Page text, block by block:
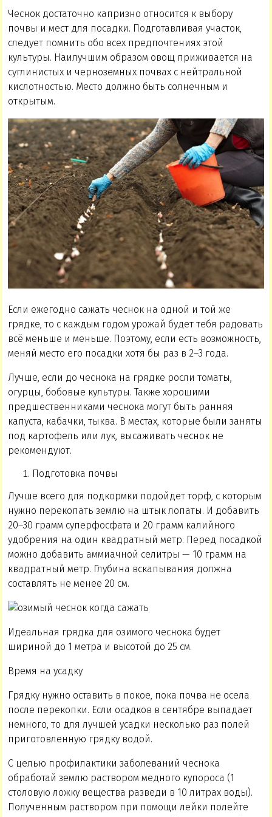
Чеснок достаточно капризно относится к выбору
почвы и мест для посадки. Подготавливая участок,
следует помнить обо всех предпочтениях этой
культуры. Наилучшим образом овощ приживается на
суглинистых и черноземных почвах с нейтральной
кислотностью. Место должно быть солнечным и
открытым.
Если ежегодно сажать чеснок на одной и той же
грядке, то с каждым годом урожай будет тебя радовать
всё меньше и меньше. Поэтому, если есть возможность,
меняй место его посадки хотя бы раз в 2–3 года.
Лучше, если до чеснока на грядке росли томаты,
огурцы, бобовые культуры. Также хорошими
предшественниками чеснока могут быть ранняя
капуста, кабачки, тыква. В местах, которые были заняты
под картофель или лук, высаживать чеснок не
рекомендуют.
Подготовка почвы
Лучше всего для подкормки подойдет торф, с которым
нужно перекопать землю на штык лопаты. И добавить
20–30 грамм суперфосфата и 20 грамм калийного
удобрения на один квадратный метр. Перед посадкой
можно добавить аммиачной селитры — 10 грамм на
квадратный метр. Глубина вскапывания должна
составлять не менее 20 см.
Идеальная грядка для озимого чеснока будет
шириной до 1 метра и высотой до 25 см.
Время на усадку
Грядку нужно оставить в покое, пока почва не осела
после перекопки. Если осадков в сентябре выпадает
немного, то для лучшей усадки несколько раз полей
приготовленную грядку водой.
С целью профилактики заболеваний чеснока
обработай землю раствором медного купороса (1
столовую ложку вещества разведи в 10 литрах воды).
Полученным раствором при помощи лейки полейте